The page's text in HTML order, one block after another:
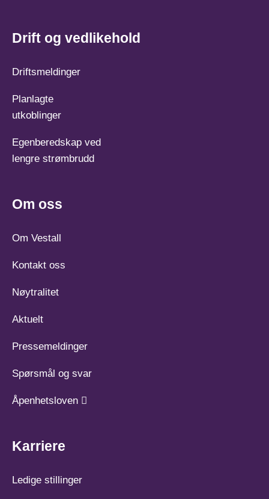
Drift og vedlikehold
Driftsmeldinger
Planlagte
utkoblinger
Egenberedskap ved
lengre strømbrudd
Om oss
Om Vestall
Kontakt oss
Nøytralitet
Aktuelt
Pressemeldinger
Spørsmål og svar
Åpenhetsloven
Karriere
Ledige stillinger